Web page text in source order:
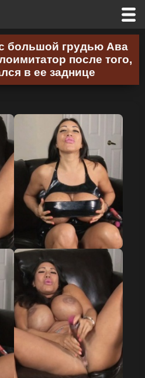
большой грудью Ава
после того,
в ее заднице